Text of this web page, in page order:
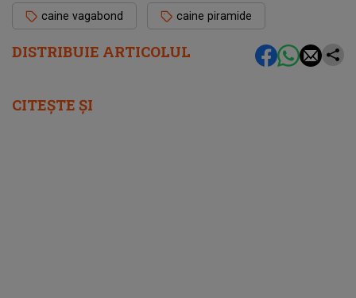
DISTRIBUIE ARTICOLUL
caine vagabond caine piramide
CITEȘTE ȘI